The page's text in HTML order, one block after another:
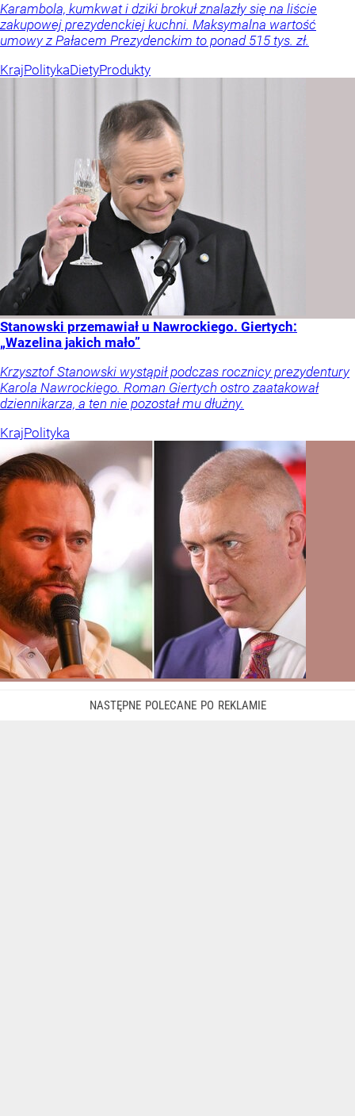
Karambola, kumkwat i dziki brokuł znalazły się na liście
zakupowej prezydenckiej kuchni. Maksymalna wartość
umowy z Pałacem Prezydenckim to ponad 515 tys. zł.
KrajPolitykaDietyProdukty
Stanowski przemawiał u Nawrockiego. Giertych:
„Wazelina jakich mało”
Krzysztof Stanowski wystąpił podczas rocznicy prezydentury
Karola Nawrockiego. Roman Giertych ostro zaatakował
dziennikarza, a ten nie pozostał mu dłużny.
KrajPolityka